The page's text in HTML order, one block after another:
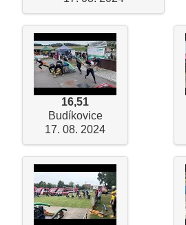
16,51
Budíkovice
17. 08. 2024